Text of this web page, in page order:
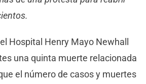
Hospital Henry Mayo Newhall
una quinta muerte relacionada
el número de casos y muertes